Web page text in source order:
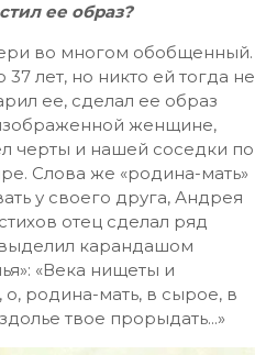
ее образ?
во многом обобщенный.
лет, но никто ей тогда не
ее, сделал ее образ
женщине,
черты и нашей соседки по
Слова же «родина-мать»
у своего друга, Андрея
отец сделал ряд
выделил карандашом
«Века нищеты и
о, родина-мать, в сырое, в
твое прорыдать...»